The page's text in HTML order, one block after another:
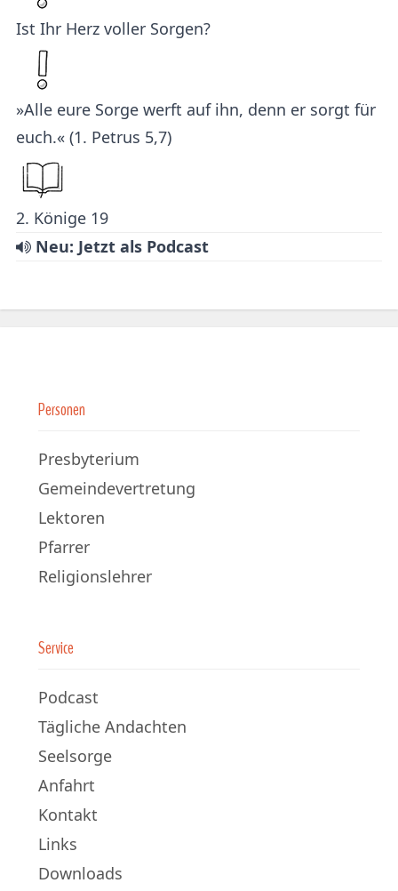
Ist Ihr Herz voller Sorgen?
»Alle eure Sorge werft auf ihn, denn er sorgt für
euch.« (1. Petrus 5,7)
2. Könige 19
Neu: Jetzt als Podcast
Personen
Presbyterium
Gemeindevertretung
Lektoren
Pfarrer
Religionslehrer
Service
Podcast
Tägliche Andachten
Seelsorge
Anfahrt
Kontakt
Links
Downloads